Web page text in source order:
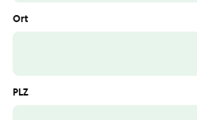
Ort
PLZ